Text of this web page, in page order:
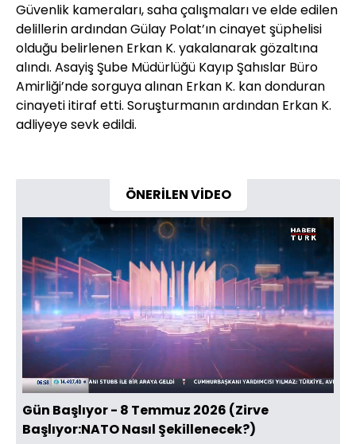
Güvenlik kameraları, saha çalışmaları ve elde edilen
delillerin ardından Gülay Polat’ın cinayet şüphelisi
olduğu belirlenen Erkan K. yakalanarak gözaltına
alındı. Asayiş Şube Müdürlüğü Kayıp Şahıslar Büro
Amirliği’nde sorguya alınan Erkan K. kan donduran
cinayeti itiraf etti. Soruşturmanın ardından Erkan K.
adliyeye sevk edildi.
ÖNERİLEN VİDEO
Sesi
Aç
Yüklendi:
0.48%
Oynatma
Hızı
Gün Başlıyor - 8 Temmuz 2026 (Zirve
Başlıyor:NATO Nasıl Şekillenecek?)